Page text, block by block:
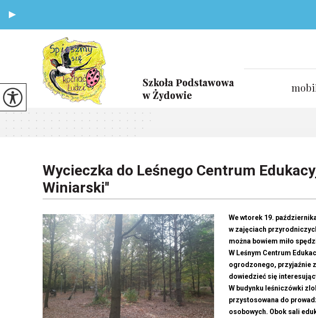
Wycieczka do Leśnego Centrum
Winiarski''
We wtorek 19.
w zajęciach
można bowiem miło
W Leśnym Centrum
ogrodzonego, przyjaźnie
dowiedzieć się
W budynku leśniczówki
przystosowana do
osobowych. Obok sali